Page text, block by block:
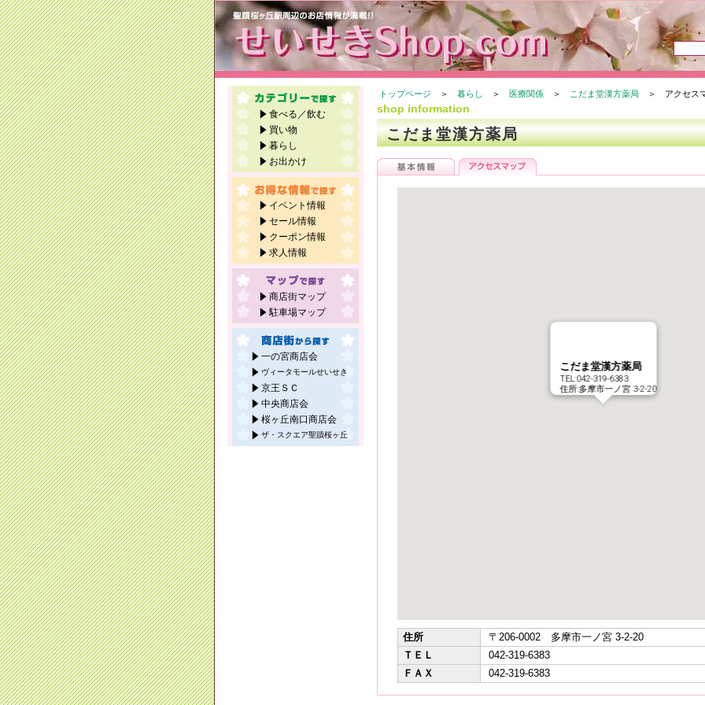
トップページ ＞ 暮らし ＞ 医療関係 ＞ こだま堂漢方薬局 ＞ アクセス
shop information
こだま堂漢方薬局
こだま堂漢方薬局
TEL:042-319-6383
住所:多摩市一ノ宮 3-2-20
住所
〒206-0002 多摩市一ノ宮 3-2-20
ＴＥＬ
042-319-6383
ＦＡＸ
042-319-6383
食べる／飲む
買い物
暮らし
お出かけ
イベント情報
セール情報
クーポン情報
求人情報
商店街マップ
駐車場マップ
一の宮商店会
ヴィータモールせいせき
京王ＳＣ
中央商店会
桜ヶ丘南口商店会
ザ・スクエア聖蹟桜ヶ丘